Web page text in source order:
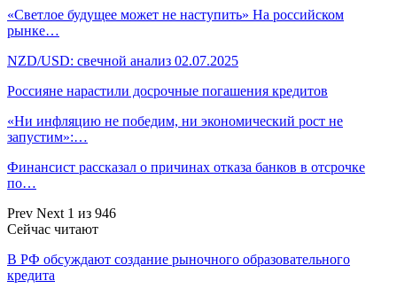
«Светлое будущее может не наступить» На российском
рынке…
NZD/USD: свечной анализ 02.07.2025
Россияне нарастили досрочные погашения кредитов
«Ни инфляцию не победим, ни экономический рост не
запустим»:…
Финансист рассказал о причинах отказа банков в отсрочке
по…
Prev Next 1 из 946
Сейчас читают
В РФ обсуждают создание рыночного образовательного
кредита